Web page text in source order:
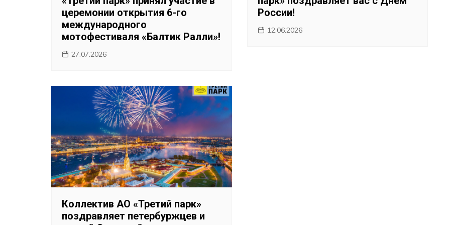
церемонии открытия 6-го
международного
мотофестиваля «Балтик Ралли»!
27.07.2026
России!
12.06.2026
Коллектив АО «Третий парк»
поздравляет петербуржцев и